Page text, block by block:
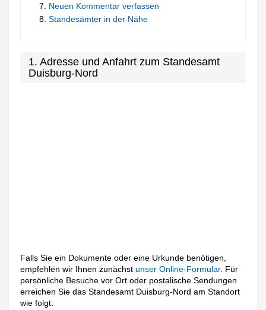
Neuen Kommentar verfassen
Standesämter in der Nähe
1. Adresse und Anfahrt zum Standesamt
Duisburg-Nord
Falls Sie ein Dokumente oder eine Urkunde benötigen,
empfehlen wir Ihnen zunächstunser Online-Formular. Für
persönliche Besuche vor Ort oder postalische Sendungen
erreichen Sie das Standesamt Duisburg-Nord am Standort
wie folgt: